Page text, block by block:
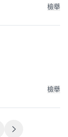
檢舉
檢舉